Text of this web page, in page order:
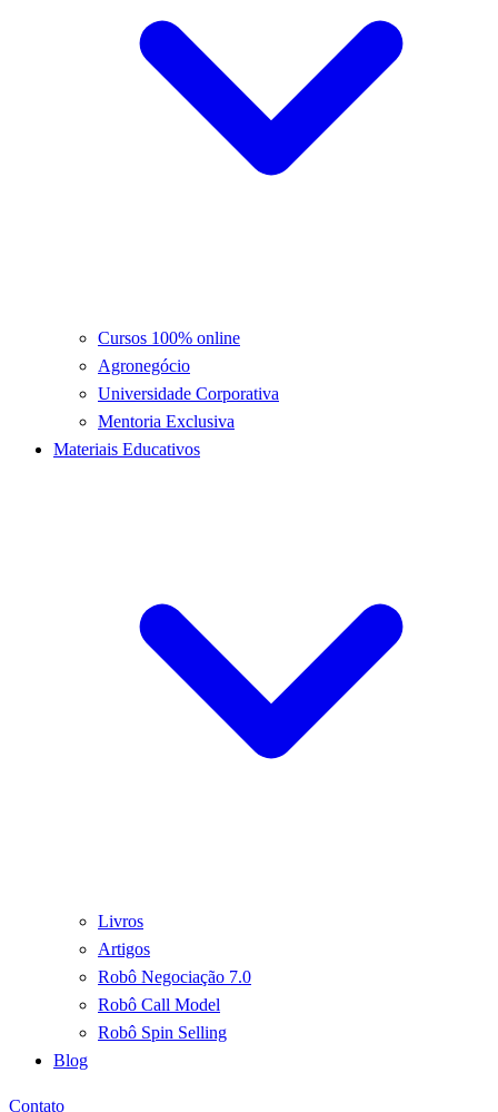
Cursos 100% online
Agronegócio
Universidade Corporativa
Mentoria Exclusiva
Materiais Educativos
Livros
Artigos
Robô Negociação 7.0
Robô Call Model
Robô Spin Selling
Blog
Contato